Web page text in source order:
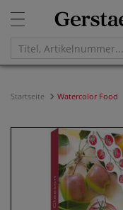
Startseite Watercolor Food